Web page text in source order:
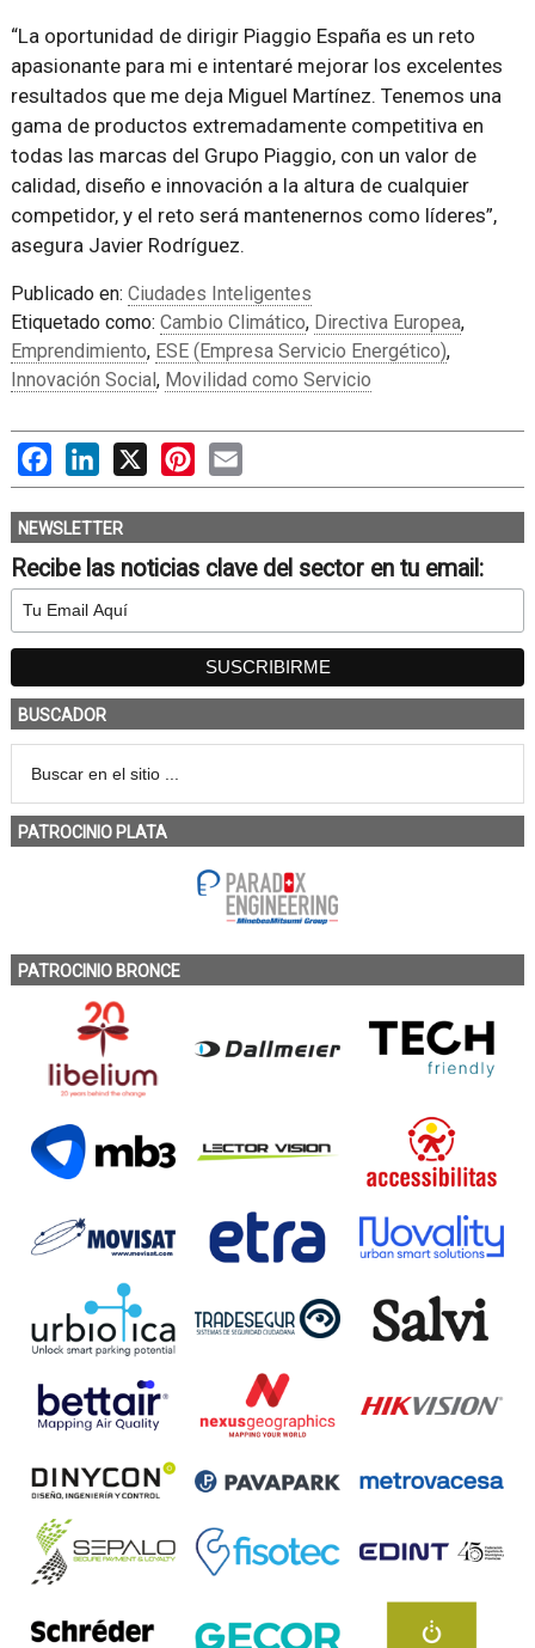
“La oportunidad de dirigir Piaggio España es un reto
apasionante para mi e intentaré mejorar los excelentes
resultados que me deja Miguel Martínez. Tenemos una
gama de productos extremadamente competitiva en
todas las marcas del Grupo Piaggio, con un valor de
calidad, diseño e innovación a la altura de cualquier
competidor, y el reto será mantenernos como líderes”,
asegura Javier Rodríguez.
Publicado en: Ciudades Inteligentes
Etiquetado como: Cambio Climático, Directiva Europea,
Emprendimiento, ESE (Empresa Servicio Energético),
Innovación Social, Movilidad como Servicio
FacebookLinkedIn
X PinterestEmail
NEWSLETTER
Recibe las noticias clave del sector en tu email:
BUSCADOR
PATROCINIO PLATA
PATROCINIO BRONCE